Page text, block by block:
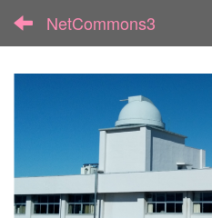
NetCommons3